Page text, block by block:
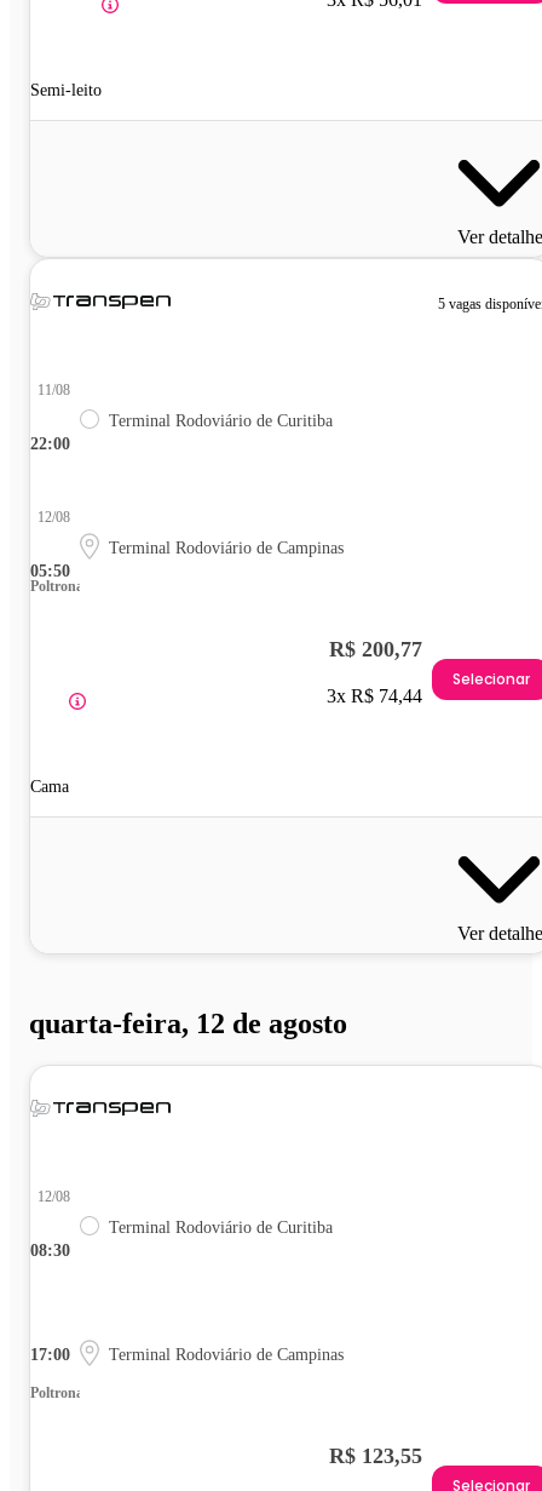
Semi-leito
Ver
5 vagas
22:00
11/08
Terminal Rodoviário de Curitiba
05:50
12/08
Terminal Rodoviário de Campinas
Poltrona
Cama
R$ 200,77
3x R$ 74,44
Selecionar
Ver
quarta-feira, 12 de agosto
08:30
12/08
Terminal Rodoviário de Curitiba
17:00 Terminal Rodoviário de Campinas
Poltrona
R$ 123,55
Selecionar